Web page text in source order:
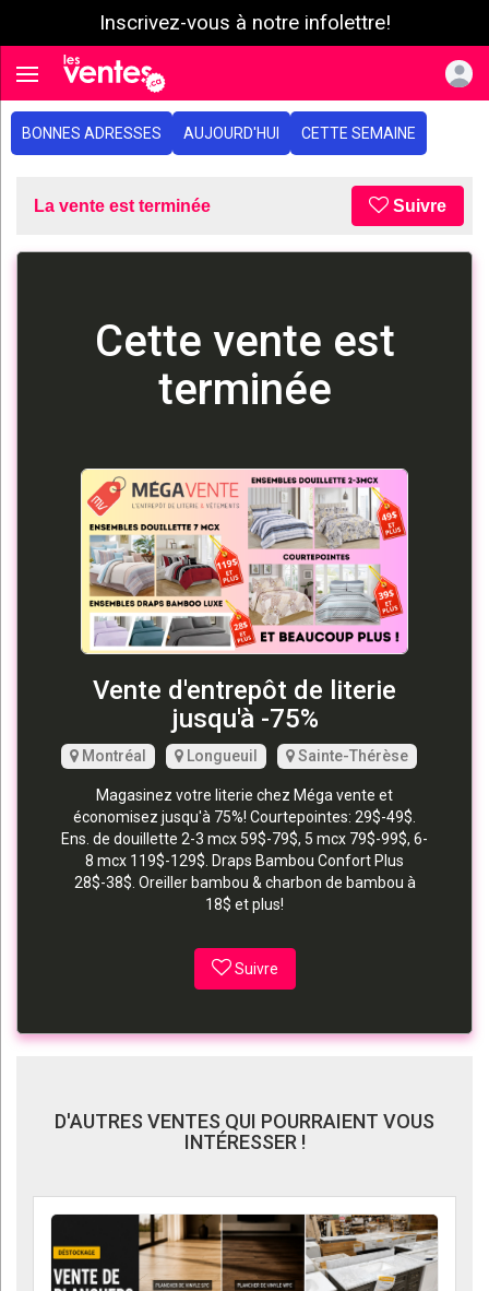
Inscrivez-vous à notre infolettre!
Toggle navigation
BONNES ADRESSES AUJOURD'HUI CETTE SEMAINE
La vente est terminée Suivre
Cette vente est
terminée
Vente d'entrepôt de literie
jusqu'à -75%
Montréal Longueuil Sainte-Thérèse
Magasinez votre literie chez Méga vente et
économisez jusqu'à 75%! Courtepointes: 29$-49$.
Ens. de douillette 2-3 mcx 59$-79$, 5 mcx 79$-99$, 6-
8 mcx 119$-129$. Draps Bambou Confort Plus
28$-38$. Oreiller bambou & charbon de bambou à
18$ et plus!
Suivre
D'AUTRES VENTES QUI POURRAIENT VOUS
INTÉRESSER !